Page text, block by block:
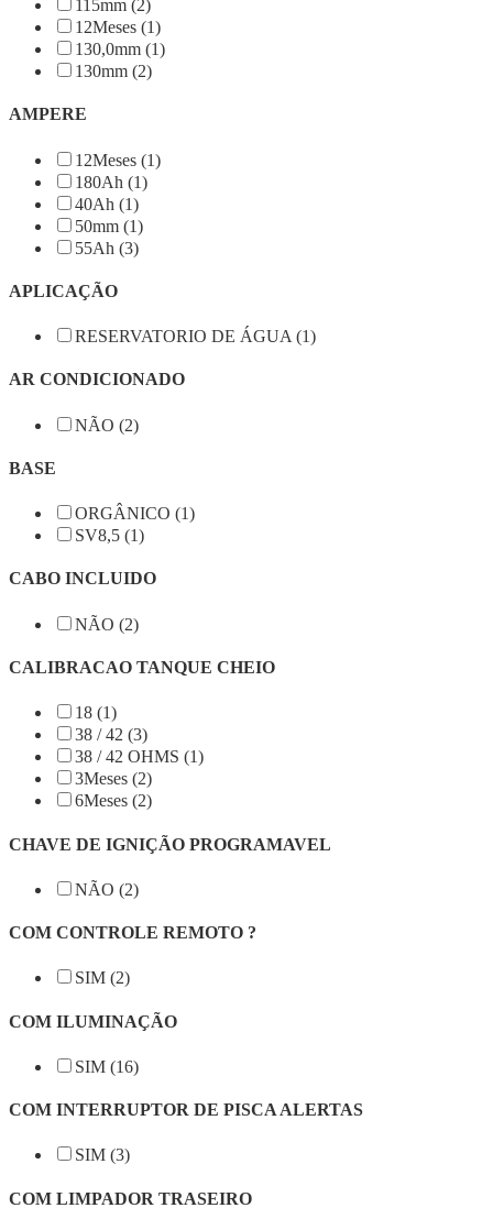
115mm (2)
12Meses (1)
130,0mm (1)
130mm (2)
AMPERE
12Meses (1)
180Ah (1)
40Ah (1)
50mm (1)
55Ah (3)
APLICAÇÃO
RESERVATORIO DE ÁGUA (1)
AR CONDICIONADO
NÃO (2)
BASE
ORGÂNICO (1)
SV8,5 (1)
CABO INCLUIDO
NÃO (2)
CALIBRACAO TANQUE CHEIO
18 (1)
38 / 42 (3)
38 / 42 OHMS (1)
3Meses (2)
6Meses (2)
CHAVE DE IGNIÇÃO PROGRAMAVEL
NÃO (2)
COM CONTROLE REMOTO ?
SIM (2)
COM ILUMINAÇÃO
SIM (16)
COM INTERRUPTOR DE PISCA ALERTAS
SIM (3)
COM LIMPADOR TRASEIRO